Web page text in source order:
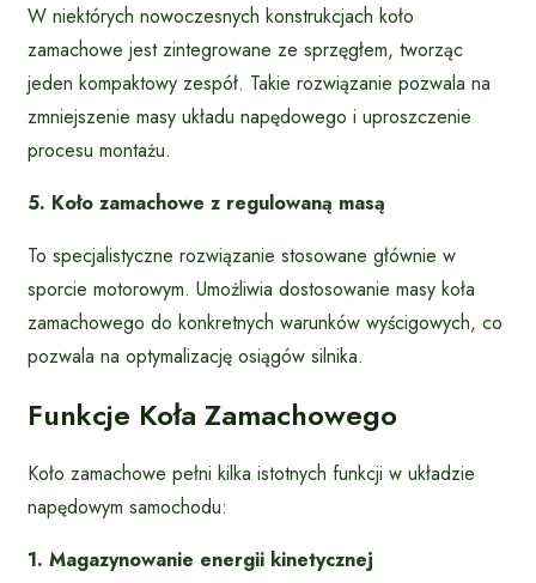
W niektórych nowoczesnych konstrukcjach koło
zamachowe jest zintegrowane ze sprzęgłem, tworząc
jeden kompaktowy zespół. Takie rozwiązanie pozwala na
zmniejszenie masy układu napędowego i uproszczenie
procesu montażu.
5. Koło zamachowe z regulowaną masą
To specjalistyczne rozwiązanie stosowane głównie w
sporcie motorowym. Umożliwia dostosowanie masy koła
zamachowego do konkretnych warunków wyścigowych, co
pozwala na optymalizację osiągów silnika.
Funkcje Koła Zamachowego
Koło zamachowe pełni kilka istotnych funkcji w układzie
napędowym samochodu:
1. Magazynowanie energii kinetycznej